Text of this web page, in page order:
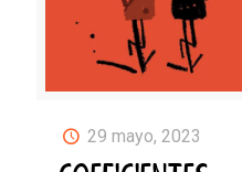
29 mayo, 2023